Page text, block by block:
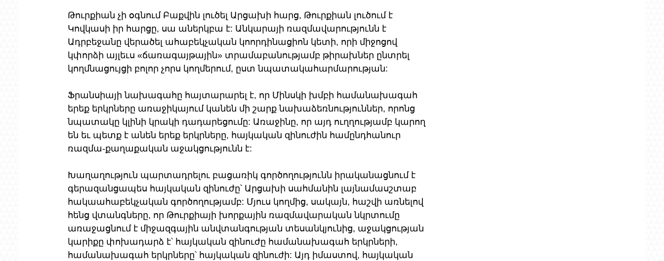
Թուրքիան չի օգնում Բաքվին լուծել Արցախի հարց, Թուրքիան լուծում է
Կովկասի իր հարցը, սա աներկբա է: Անկարայի ռազմավարությունն է
Ադրբեջանը վերածել ահաբեկչական կոորդինացիոն կետի, որի միջոցով
կփորձի այլեւս «ճառագայթային» տրամաբանությամբ թիրախներ ընտրել
կողմնացույցի բոլոր չորս կողմերում, ըստ նպատակահարմարության:
Ֆրանսիայի նախագահը հայտարարել է, որ Մինսկի խմբի համանախագահ
երեք երկրները առաջիկայում կանեն մի շարք նախաձեռնություններ, որոնց
նպատակը կլինի կրակի դադարեցումը: Առաջինը, որ այդ ուղղությամբ կարող
են եւ պետք է անեն երեք երկրները, հայկական զինուժին համընդհանուր
ռազմա-քաղաքական աջակցությունն է:
Խաղաղություն պարտադրելու բացառիկ գործողությունն իրականացնում է
գերազանցապես հայկական զինուժը՝ Արցախի սահմանին լայնամասշտաբ
հակաահաբեկչական գործողությամբ: Մյուս կողմից, սակայն, հաշվի առնելով
հենց վտանգները, որ Թուրքիայի խորքային ռազմավարական նկրտումը
առաջացնում է միջազգային անվտանգության տեսանկյունից, աջակցության
կարիքը փոխադարձ է՝ հայկական զինուժը համանախագահ երկրների,
համանախագահ երկրները՝ հայկական զինուժի: Այդ իմաստով, հայկական